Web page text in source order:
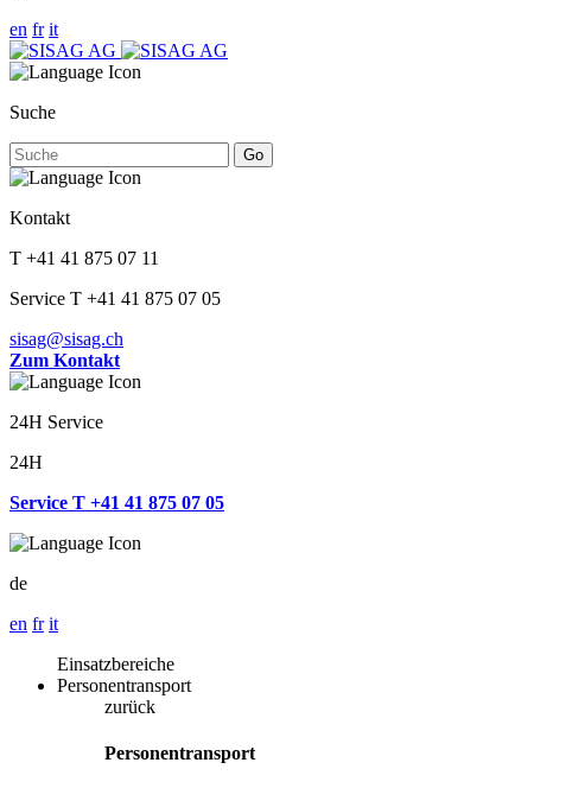
en fr it
Suche
Go
Kontakt
T +41 41 875 07 11
Service T +41 41 875 07 05
sisag@sisag.ch
Zum Kontakt
24H Service
24H
Service T +41 41 875 07 05
de
en fr it
Einsatzbereiche
Personentransport
zurück
Personentransport